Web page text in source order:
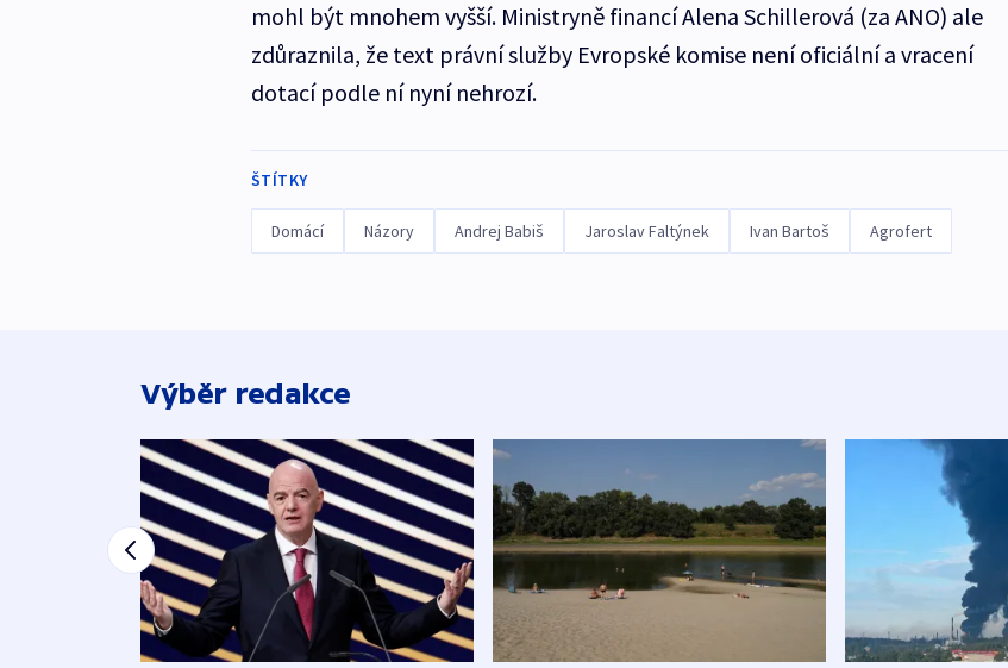
mohl být mnohem vyšší. Ministryně financí Alena Schillerová (za ANO) ale
zdůraznila, že text právní služby Evropské komise není oficiální a vracení
dotací podle ní nyní nehrozí.
ŠTÍTKY
Domácí Názory Andrej Babiš Jaroslav Faltýnek Ivan Bartoš Agrofert
Výběr redakce